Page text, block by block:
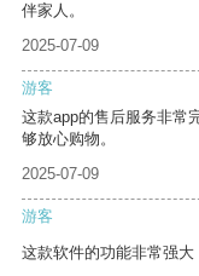
伴家人。
2025-07-09
游客
这款app的售后服务非常
够放心购物。
2025-07-09
游客
这款软件的功能非常强大